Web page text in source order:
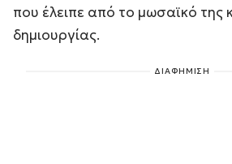
που έλειπε από το μωσαϊκό της
δημιουργίας.
ΔΙΑΦΗΜΙΣΗ